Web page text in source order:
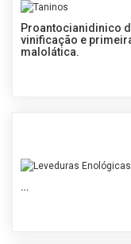
Proantocianidinico
vinificação e
malolática.
…